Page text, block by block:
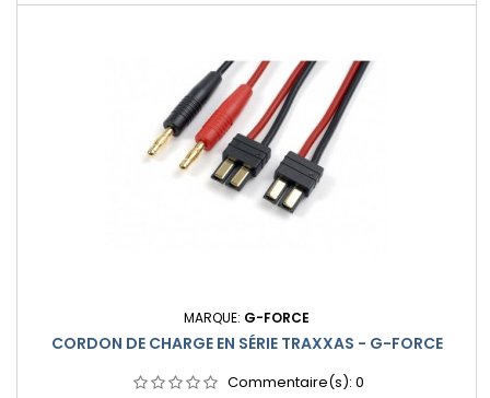
MARQUE: G-FORCE
CORDON DE CHARGE EN SÉRIE TRAXXAS - G-FORCE
Commentaire(s): 0